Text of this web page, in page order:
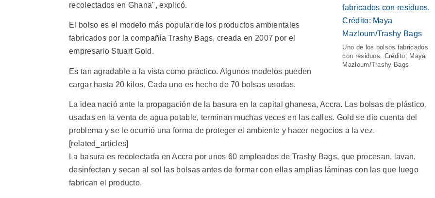
Uno de los bolsos fabricados
con residuos. Crédito: Maya
Mazloum/Trashy Bags
recolectados en Ghana", explicó.
El bolso es el modelo más popular de los productos ambientales
fabricados por la compañía Trashy Bags, creada en 2007 por el
empresario Stuart Gold.
Es tan agradable a la vista como práctico. Algunos modelos pueden
cargar hasta 20 kilos. Cada uno es hecho de 70 bolsas usadas.
La idea nació ante la propagación de la basura en la capital ghanesa, Accra. Las bolsas de plástico,
usadas en la venta de agua potable, terminan muchas veces en las calles. Gold se dio cuenta del
problema y se le ocurrió una forma de proteger el ambiente y hacer negocios a la vez.
[related_articles]
La basura es recolectada en Accra por unos 60 empleados de Trashy Bags, que procesan, lavan,
desinfectan y secan al sol las bolsas antes de formar con ellas amplias láminas con las que luego
fabrican el producto.